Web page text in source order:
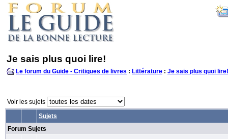
Je sais plus quoi lire!
Le forum du Guide - Critiques de livres : Littérature : Je sais plus quoi lire!
Voir les sujets
Sujets
Forum Sujets